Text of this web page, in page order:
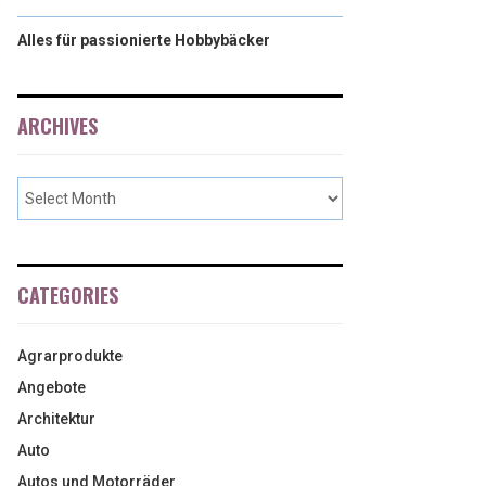
Alles für passionierte Hobbybäcker
ARCHIVES
CATEGORIES
Agrarprodukte
Angebote
Architektur
Auto
Autos und Motorräder